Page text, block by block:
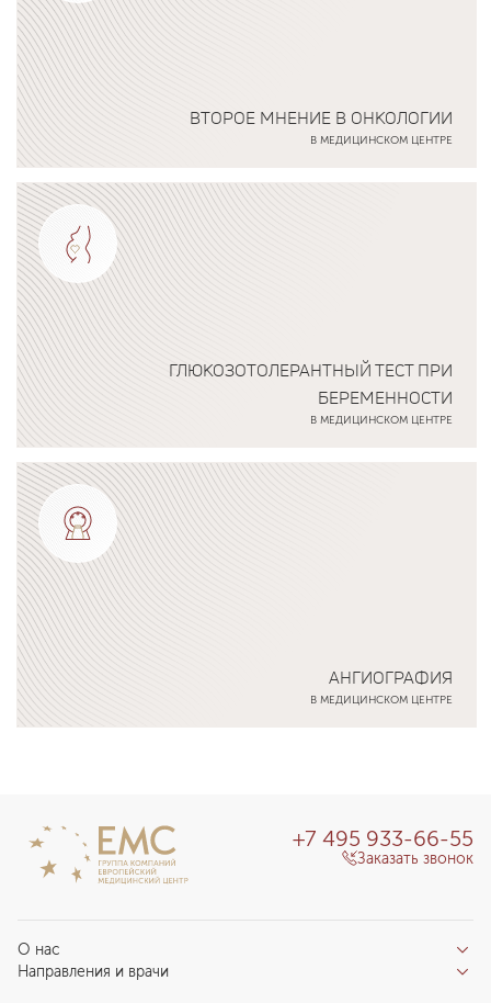
ВТОРОЕ МНЕНИЕ В ОНКОЛОГИИ
В МЕДИЦИНСКОМ ЦЕНТРЕ
Подробнее о программе
ГЛЮКОЗОТОЛЕРАНТНЫЙ ТЕСТ ПРИ
БЕРЕМЕННОСТИ
В МЕДИЦИНСКОМ ЦЕНТРЕ
Подробнее о программе
АНГИОГРАФИЯ
В МЕДИЦИНСКОМ ЦЕНТРЕ
О нас
Отзывы пациентов
Направления и врачи
+7 495 933-66-55
Заказать звонок